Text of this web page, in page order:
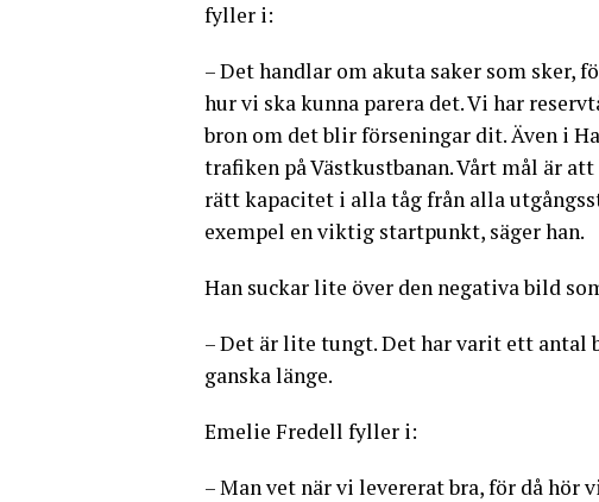
fyller i:
– Det handlar om akuta saker som sker,
hur vi ska kunna parera det. Vi har
bron om det blir förseningar dit. Även i
trafiken på Västkustbanan. Vårt mål är
rätt kapacitet i alla tåg från alla
exempel en viktig startpunkt, säger han.
Han suckar lite över den negativa bild
– Det är lite tungt. Det har varit ett antal
ganska länge.
Emelie Fredell fyller i:
– Man vet när vi levererat bra, för då hör